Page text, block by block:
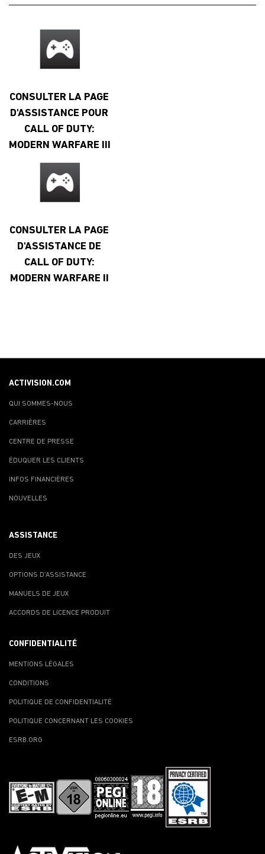
CONSULTER LA PAGE
D'ASSISTANCE POUR
CALL OF DUTY:
MODERN WARFARE III
CONSULTER LA PAGE
D'ASSISTANCE DE
CALL OF DUTY:
MODERN WARFARE II
ACTIVISION.COM
QUI SOMMES-NOUS
CARRIÈRES
CENTRE DE PRESSE
ÉDUQUER LES CLIENTS
INFOS FINANCIÈRES
NOUVELLES
ASSISTANCE
DES JEUX
OPTIONS D'ASSISTANCE
MANUELS DE JEUX
ACCORDS DE LICENCE PRODUIT
CONFIDENTIALITÉ
MENTIONS LÉGALES
CONDITIONS
POLITIQUE DE CONFIDENTIALITÉ
POLITIQUE CONCERNANT LES COOKIES
ESRB.ORG